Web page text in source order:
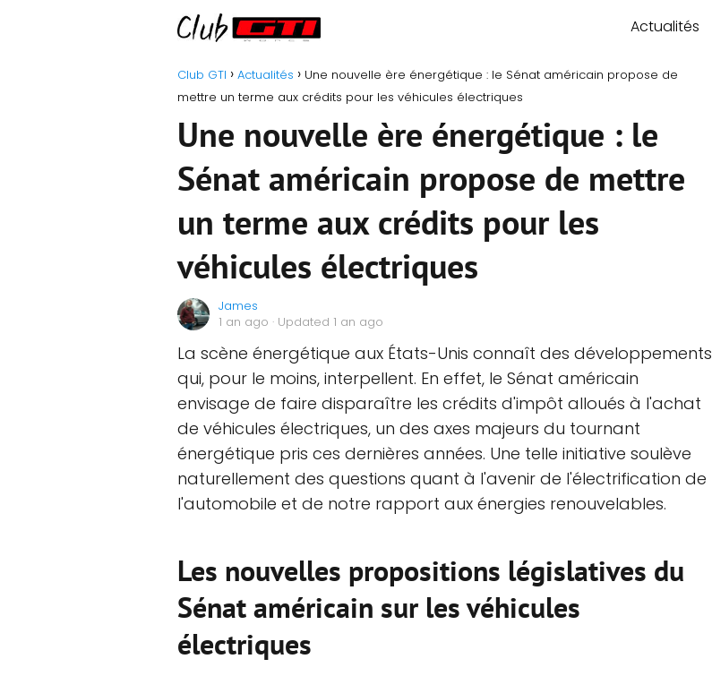
Actualités
Club GTI Actualités
Une nouvelle ère énergétique : le Sénat américain propose de
mettre un terme aux crédits pour les véhicules électriques
Une nouvelle ère énergétique : le
Sénat américain propose de mettre
un terme aux crédits pour les
véhicules électriques
James
1 an ago · Updated 1 an ago
La scène énergétique aux États-Unis connaît des développements
qui, pour le moins, interpellent. En effet, le Sénat américain
envisage de faire disparaître les crédits d'impôt alloués à l'achat
de véhicules électriques, un des axes majeurs du tournant
énergétique pris ces dernières années. Une telle initiative soulève
naturellement des questions quant à l'avenir de l'électrification de
l'automobile et de notre rapport aux énergies renouvelables.
Les nouvelles propositions législatives du
Sénat américain sur les véhicules
électriques